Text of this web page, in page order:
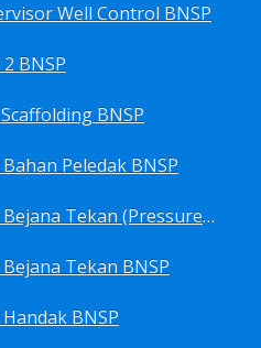
Well Control BNSP
BNSP
BNSP
Peledak BNSP
Sertifikasi Inspektor Bejana Tekan (Pressure Vessel Inspector) BNSP
Tekan BNSP
BNSP